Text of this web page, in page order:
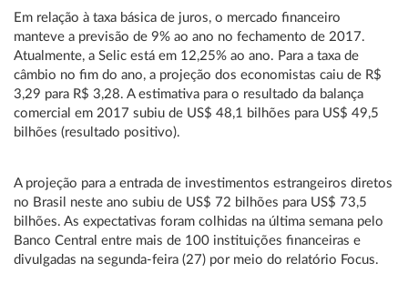
Em relação à taxa básica de juros, o mercado financeiro
manteve a previsão de 9% ao ano no fechamento de 2017.
Atualmente, a Selic está em 12,25% ao ano. Para a taxa de
câmbio no fim do ano, a projeção dos economistas caiu de R$
3,29 para R$ 3,28. A estimativa para o resultado da balança
comercial em 2017 subiu de US$ 48,1 bilhões para US$ 49,5
bilhões (resultado positivo).
A projeção para a entrada de investimentos estrangeiros diretos
no Brasil neste ano subiu de US$ 72 bilhões para US$ 73,5
bilhões. As expectativas foram colhidas na última semana pelo
Banco Central entre mais de 100 instituições financeiras e
divulgadas na segunda-feira (27) por meio do relatório Focus.